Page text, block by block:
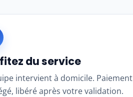
du service
intervient à domicile. Paiement
libéré après votre validation.